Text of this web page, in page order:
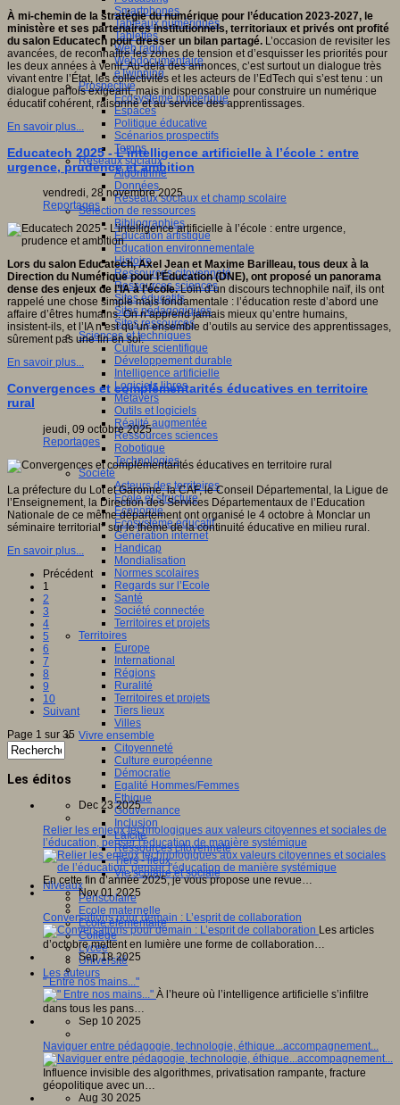
Smartphones
Tableaux numériques
Tablettes
Web radio
Webdocumentaire
eTwinning
Prospective
Ecosystème numérique
Espaces
Politique éducative
Scénarios prospectifs
Temps
Réseaux sociaux
Algorithme
Données
Réseaux sociaux et champ scolaire
Sélection de ressources
Bibliographies
Education artistique
Education environnementale
Histoire
Ressources citoyenneté
Ressources sciences
Sites éducatifs
Sites pédagogiques
Sites ressources
Sciences et techniques
Culture scientifique
Développement durable
Intelligence artificielle
Logiciels libres
Métavers
Outils et logiciels
Réalité augmentée
Ressources sciences
Robotique
Technologies
Société
Acteurs des territoires
Ecole et structure
Economie
Ecosystème éducatif
Génération internet
Handicap
Mondialisation
Normes scolaires
Regards sur l’Ecole
Santé
Société connectée
Territoires et projets
Territoires
Europe
International
Régions
Ruralité
Territoires et projets
Tiers lieux
Villes
Vivre ensemble
Citoyenneté
Culture européenne
Démocratie
Egalité Hommes/Femmes
Ethique
Gouvernance
Inclusion
Laïcité
Ressources citoyenneté
Tiers - lieux
Vie scolaire et sociale
Niveaux
Périscolaire
Ecole maternelle
Ecole élémentaire
Collège
Lycée
Université
Les auteurs
À mi-chemin de la stratégie du numérique pour l’éducation 2023-2027, le
ministère et ses partenaires institutionnels, territoriaux et privés ont profité
du salon Educatech pour dresser un bilan partagé. L’occasion de revisiter les
avancées, de reconnaître les zones de tension et d’esquisser les priorités pour
les deux années à venir. Au-delà des annonces, c’est surtout un dialogue très
vivant entre l’État, les collectivités et les acteurs de l’EdTech qui s’est tenu : un
dialogue parfois exigeant, mais indispensable pour construire un numérique
éducatif cohérent, raisonné et au service des apprentissages.
En savoir plus...
Educatech 2025 - L’intelligence artificielle à l’école : entre
urgence, prudence et ambition
vendredi, 28 novembre 2025
Reportages
Lors du salon Educatech, Axel Jean et Maxime Barilleau, tous deux à la
Direction du Numérique pour l’Éducation (DNE), ont proposé un panorama
dense des enjeux de l’IA à l’école.Loin d’un discours technophile naïf, ils ont
rappelé une chose simple mais fondamentale : l’éducation reste d’abord une
affaire d’êtres humains. On n’apprend jamais mieux qu’entre humains,
insistent-ils, et l’IA n’est qu’un ensemble d’outils au service des apprentissages,
sûrement pas une fin en soi.
En savoir plus...
Convergences et complémentarités éducatives en territoire
rural
jeudi, 09 octobre 2025
Reportages
La préfecture du Lot et Garonne, la CAF, le Conseil Départemental, la Ligue de
l’Enseignement, la Direction des Services Départementaux de l’Education
Nationale de ce même département ont organisé le 4 octobre à Monclar un
séminaire territorial* sur le thème de la continuité éducative en milieu rural.
En savoir plus...
Précédent
1
2
3
4
5
6
7
8
9
10
Suivant
Page 1 sur 35
Les éditos
Dec 23 2025
Relier les enjeux technologiques aux valeurs citoyennes et sociales de
l’éducation, penser l'éducation de manière systémique
En cette fin d’année 2025, je vous propose une revue…
Nov 01 2025
Conversations pour demain : L’esprit de collaboration
Les articles
d’octobre mettent en lumière une forme de collaboration…
Sep 18 2025
" Entre nos mains..."
À l’heure où l’intelligence artificielle s’infiltre
dans tous les pans…
Sep 10 2025
Naviguer entre pédagogie, technologie, éthique...accompagnement...
Influence invisible des algorithmes, privatisation rampante, fracture
géopolitique avec un…
Aug 30 2025